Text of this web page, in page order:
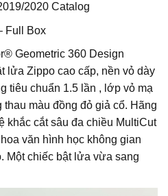
2020 Catalog
Full Box
Geometric 360 Design
lửa Zippo cao cấp, nền vỏ dày
tiêu chuẩn 1.5 lần , lớp vỏ mạ
màu đồng đỏ giả cổ. Hãng
khắc cắt sâu đa chiều MultiCut
văn hình học không gian
Một chiếc bật lửa vừa sang